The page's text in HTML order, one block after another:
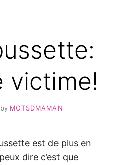
victime!
by MOTSDMAMAN
est de plus en
dire c’est que